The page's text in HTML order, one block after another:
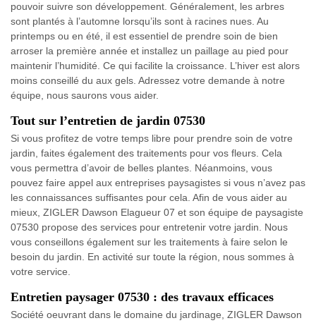
pouvoir suivre son développement. Généralement, les arbres
sont plantés à l’automne lorsqu’ils sont à racines nues. Au
printemps ou en été, il est essentiel de prendre soin de bien
arroser la première année et installez un paillage au pied pour
maintenir l’humidité. Ce qui facilite la croissance. L’hiver est alors
moins conseillé du aux gels. Adressez votre demande à notre
équipe, nous saurons vous aider.
Tout sur l’entretien de jardin 07530
Si vous profitez de votre temps libre pour prendre soin de votre
jardin, faites également des traitements pour vos fleurs. Cela
vous permettra d’avoir de belles plantes. Néanmoins, vous
pouvez faire appel aux entreprises paysagistes si vous n’avez pas
les connaissances suffisantes pour cela. Afin de vous aider au
mieux, ZIGLER Dawson Elagueur 07 et son équipe de paysagiste
07530 propose des services pour entretenir votre jardin. Nous
vous conseillons également sur les traitements à faire selon le
besoin du jardin. En activité sur toute la région, nous sommes à
votre service.
Entretien paysager 07530 : des travaux efficaces
Société oeuvrant dans le domaine du jardinage, ZIGLER Dawson